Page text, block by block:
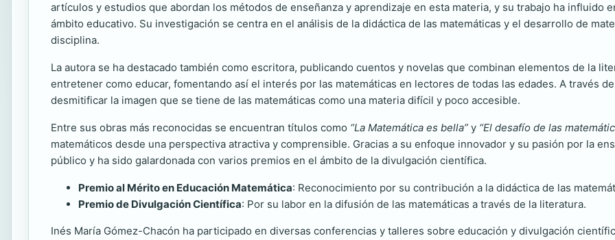
artículos y estudios que abordan los métodos de enseñanza y aprendizaje en esta materia, y su trabajo ha influido
ámbito educativo. Su investigación se centra en el análisis de la didáctica de las matemáticas y el desarrollo de
disciplina.
La autora se ha destacado también como escritora, publicando cuentos y novelas que combinan elementos de la
entretener como educar, fomentando así el interés por las matemáticas en lectores de todas las edades. A través
desmitificar la imagen que se tiene de las matemáticas como una materia difícil y poco accesible.
Entre sus obras más reconocidas se encuentran títulos como “La Matemática es bella” y “El desafío de las
matemáticos desde una perspectiva atractiva y comprensible. Gracias a su enfoque innovador y su pasión por la
público y ha sido galardonada con varios premios en el ámbito de la divulgación científica.
Premio al Mérito en Educación Matemática: Reconocimiento por su contribución a la didáctica de las
Premio de Divulgación Científica: Por su labor en la difusión de las matemáticas a través de la literatura.
Inés María Gómez-Chacón ha participado en diversas conferencias y talleres sobre educación y divulgación